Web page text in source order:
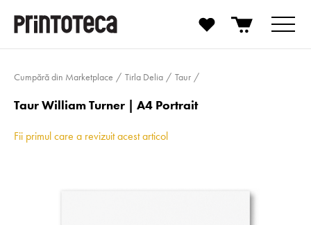
Cumpără din Marketplace Tirla Delia Taur
Taur William Turner | A4 Portrait
Fii primul care a revizuit acest articol